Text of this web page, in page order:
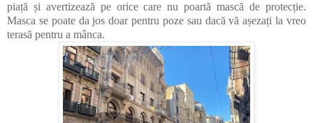
piață și avertizează pe orice care nu poartă mască de protecție.
Masca se poate da jos doar pentru poze sau dacă vă așezați la vreo
terasă pentru a mânca.